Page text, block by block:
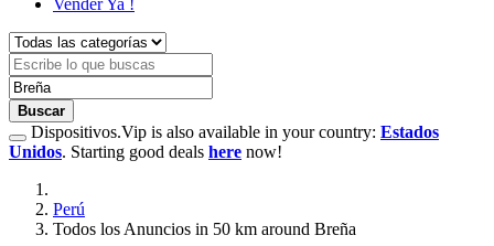
Vender Ya !
Buscar
Dispositivos.Vip is also available in your country: Estados
Unidos. Starting good deals here now!
Perú
Todos los Anuncios in 50 km around Breña